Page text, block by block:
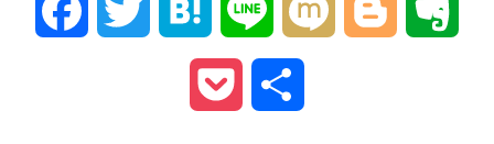
Facebook Twitter Hatena Line Mixi Blogger
Pocket